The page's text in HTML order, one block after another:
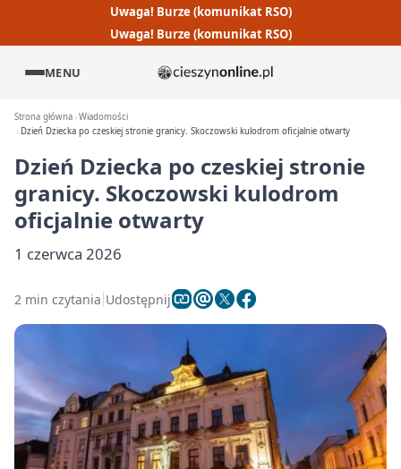
Uwaga! Burze (komunikat RSO)
Uwaga! Burze (komunikat RSO)
MENU
Strona główna Wiadomości
Dzień Dziecka po czeskiej stronie granicy. Skoczowski kulodrom oficjalnie otwarty
Dzień Dziecka po czeskiej stronie
granicy. Skoczowski kulodrom
oficjalnie otwarty
1 czerwca 2026
2 min czytania Udostępnij